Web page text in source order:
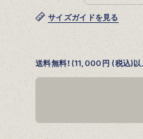
サイズガイドを見る
送料無料！(11,000円 (税込)以